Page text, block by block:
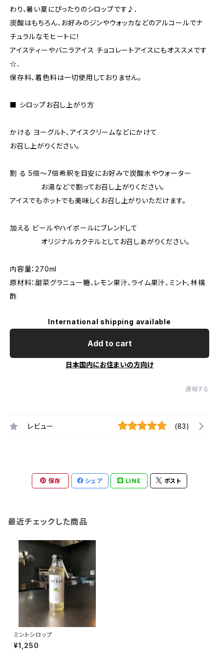
わり、暑い夏にぴったりのシロップです♪．
炭酸はもちろん、お好みのジンやウォッカなどのアルコールでナ
チュラルなモヒートに！
アイスティーやバニラアイス チョコレートアイスにもオススメです
☆．
保存料、着色料は一切使用しておりません。
■ シロップお召し上がり方
かける ヨーグルト、アイスクリームなどにかけて
お召し上がりください。
割 る 5倍～7倍希釈を目安にお好みで炭酸水やウォーター
お湯などで割ってお召し上がりください。
アイスでもホットでも美味しくお召し上がりいただけます。
加える ビールやハイボールにブレンドして
オリジナルカクテルとしてお召しあがりください。
内容量：270ml
原材料：甜菜グラニュー糖、レモン果汁、ライム果汁、ミント、林檎
酢
International shipping available
Add to cart
日本国内にお住まいの方向け
通報する
レビュー (83)
保存 シェア LINE ポスト
最近チェックした商品
ミントシロップ
¥1,250